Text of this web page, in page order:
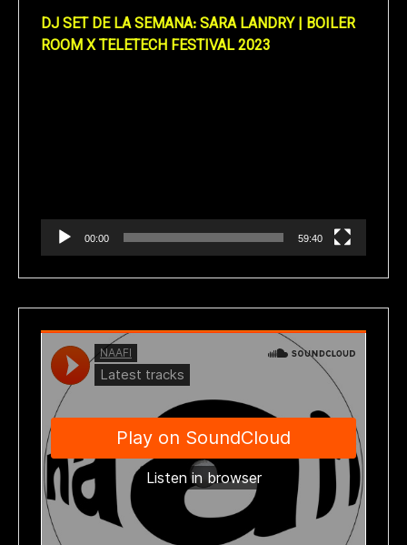
DJ SET DE LA SEMANA: SARA LANDRY | BOILER
ROOM X TELETECH FESTIVAL 2023
00:00 59:40